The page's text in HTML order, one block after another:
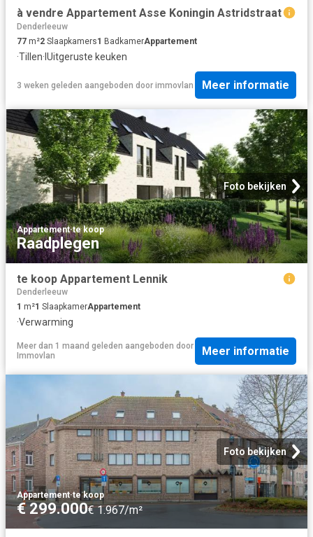
à vendre Appartement Asse Koningin Astridstraat
Denderleeuw
77 m²2 Slaapkamers1 BadkamerAppartement
·Tillen· IUitgeruste keuken
3 weken geleden aangeboden door immovlan Meer informatie
Foto bekijken
Appartement·te koop
Raadplegen
te koop Appartement Lennik
Denderleeuw
1 m²1 SlaapkamerAppartement
·Verwarming
Meer dan 1 maand geleden aangeboden door
Immovlan
Meer informatie
Foto bekijken
Appartement·te koop
€ 299.000€ 1.967/m²